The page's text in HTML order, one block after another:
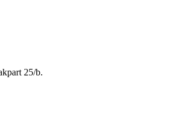
25/b.